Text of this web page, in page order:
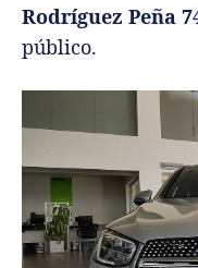
Rodríguez Peña
público.